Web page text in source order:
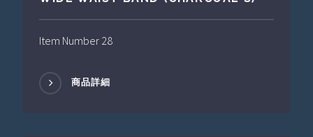
Item Number 28
商品詳細